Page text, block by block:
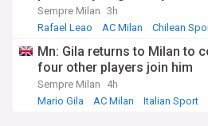
Sempre Milan 3h
Rafael Leao
AC Milan Chilean
Mn: Gila returns to Milan to
four other players join him
Sempre Milan
4h
Mario Gila
AC Milan Italian Sport